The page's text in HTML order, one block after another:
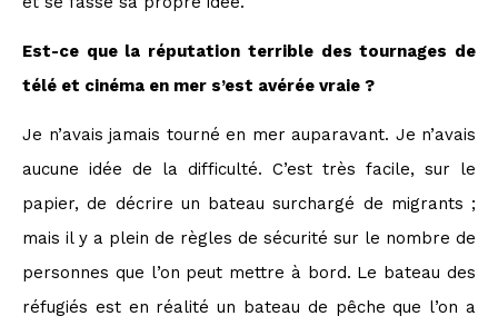
Est-ce que la réputation terrible des tournages de
télé et cinéma en mer s’est avérée vraie ?
Je n’avais jamais tourné en mer auparavant. Je n’avais
aucune idée de la difficulté. C’est très facile, sur le
papier, de décrire un bateau surchargé de migrants ;
mais il y a plein de règles de sécurité sur le nombre de
personnes que l’on peut mettre à bord. Le bateau des
réfugiés est en réalité un bateau de pêche que l’on a